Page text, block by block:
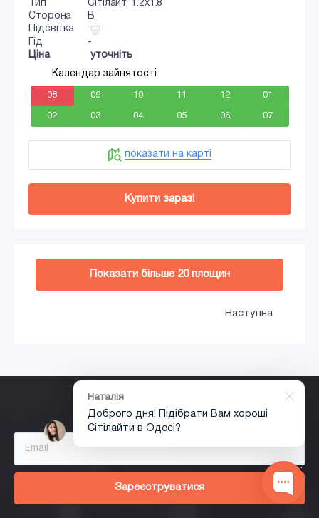
Тип
Сiтiлайт, 1.2x1.8
Сторона
B
Підсвітка
Гід
-
Ціна
уточніть
Календар зайнятості
08 09 10 11 12 01
02 03 04 05 06 07
показати на карті
Купити зараз!
Додати в кошик
Показати більше 20 площин
Наступна
Зареєструйся!
Зареєструватися
1
Наталія
Доброго дня! Підібрати Вам хороші
Сiтiлайти в Одесі?